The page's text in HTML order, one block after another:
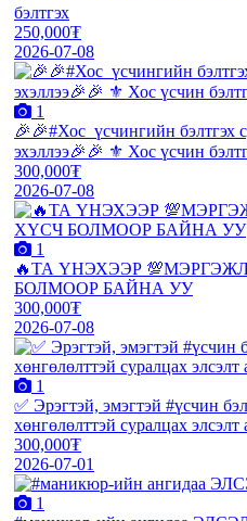
бэлтгэх
250,000₮
2026-07-08
1
🎉🎉#Хос_үсчингийн бэлтгэх
эхэллээ🎉🎉 ⚜️ Хос үсчин
300,000₮
2026-07-08
1
🔥ТА ҮНЭХЭЭР
БОЛМООР БАЙНА УУ
300,000₮
2026-07-08
1
✅ Эрэгтэй, эмэгтэй #үсчин
хөнгөлөлттэй суралцах элсэлт
300,000₮
2026-07-01
1